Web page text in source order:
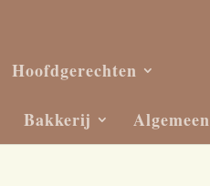
Hoofdgerechten
Bakkerij Algemeen